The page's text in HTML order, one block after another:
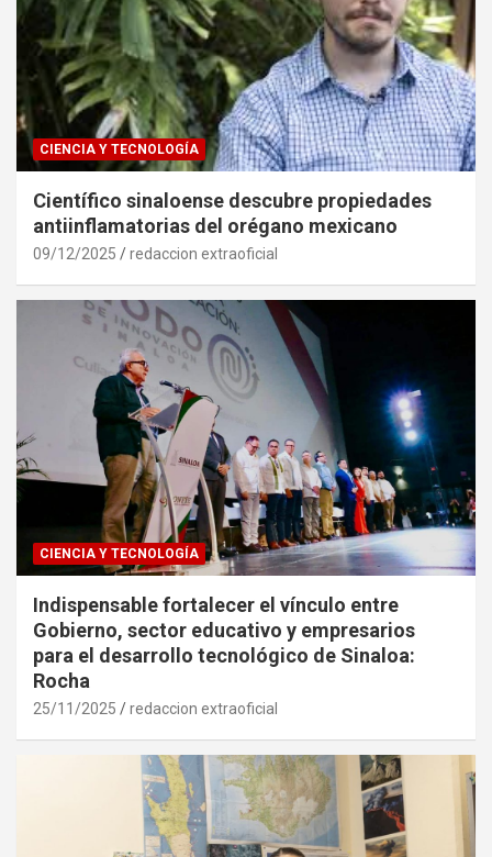
CIENCIA Y TECNOLOGÍA
Científico sinaloense descubre propiedades
antiinflamatorias del orégano mexicano
09/12/2025 redaccion extraoficial
CIENCIA Y TECNOLOGÍA
Indispensable fortalecer el vínculo entre
Gobierno, sector educativo y empresarios
para el desarrollo tecnológico de Sinaloa:
Rocha
25/11/2025 redaccion extraoficial